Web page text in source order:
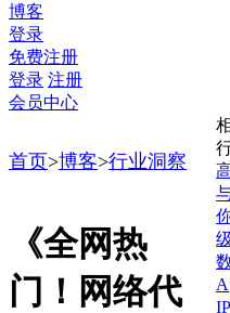
博客
登录
免费注册
登录 注册
会员中心
首页>博客>行业洞察
《全网热
门！网络代